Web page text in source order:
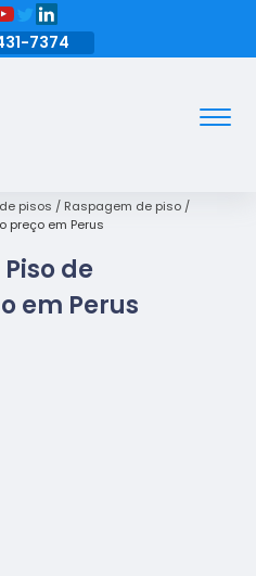
7374
pisos
Raspagem de piso
preço em Perus
de
em Perus